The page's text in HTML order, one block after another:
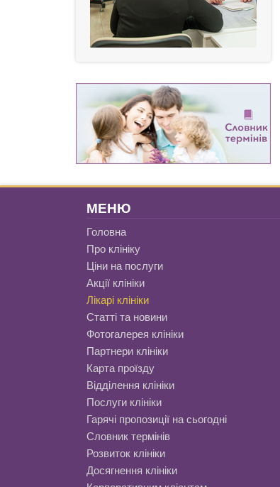
МЕНЮ
Головна
Про клініку
Ціни на послуги
Акції клініки
Лікарі клініки
Статті та новини
Фотогалерея клініки
Партнери клініки
Карта проїзду
Відділення клініки
Послуги клініки
Гарячі пропозиції на сьогодні
Словник термінів
Розвиток клініки
Досягнення клініки